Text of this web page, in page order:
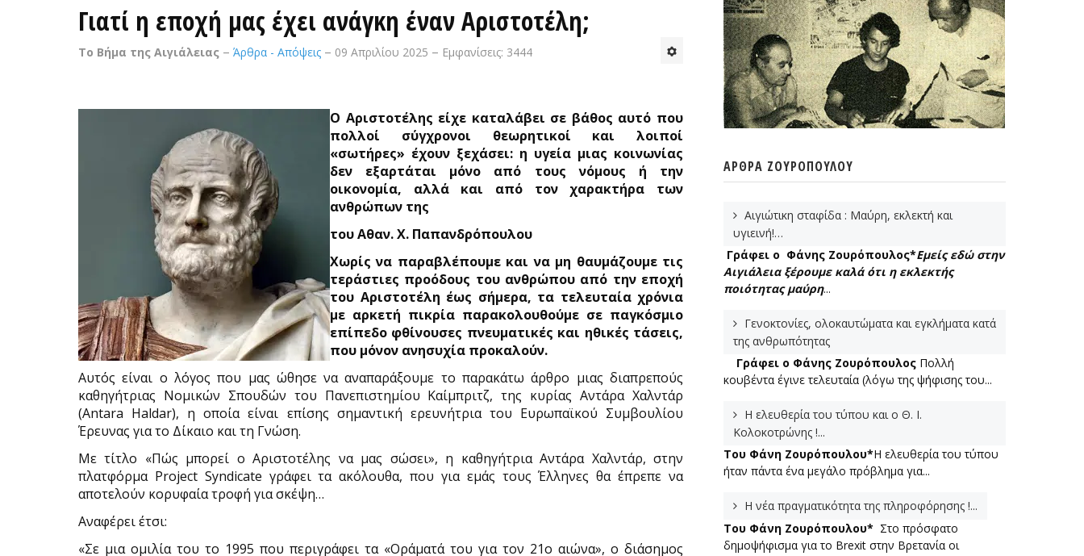
Γιατί η εποχή μας έχει ανάγκη έναν Αριστοτέλη;
Το Βήμα της Αιγιάλειας Άρθρα - Απόψεις 09 Απριλίου 2025 Εμφανίσεις: 3444
Ο Αριστοτέλης είχε καταλάβει σε βάθος αυτό που
πολλοί σύγχρονοι θεωρητικοί και λοιποί
«σωτήρες» έχουν ξεχάσει: η υγεία μιας κοινωνίας
δεν εξαρτάται μόνο από τους νόμους ή την
οικονομία, αλλά και από τον χαρακτήρα των
ανθρώπων της
του Αθαν. Χ. Παπανδρόπουλου
Χωρίς να παραβλέπουμε και να μη θαυμάζουμε τις
τεράστιες προόδους του ανθρώπου από την εποχή
του Αριστοτέλη έως σήμερα, τα τελευταία χρόνια
με αρκετή πικρία παρακολουθούμε σε παγκόσμιο
επίπεδο φθίνουσες πνευματικές και ηθικές τάσεις,
που μόνον ανησυχία προκαλούν.
Αυτός είναι ο λόγος που μας ώθησε να αναπαράξουμε το παρακάτω άρθρο μιας διαπρεπούς
καθηγήτριας Νομικών Σπουδών του Πανεπιστημίου Καίμπριτζ, της κυρίας Αντάρα Χαλντάρ
(Antara Haldar), η οποία είναι επίσης σημαντική ερευνήτρια του Ευρωπαϊκού Συμβουλίου
Έρευνας για το Δίκαιο και τη Γνώση.
Με τίτλο «Πώς μπορεί ο Αριστοτέλης να μας σώσει», η καθηγήτρια Αντάρα Χαλντάρ, στην
πλατφόρμα Project Syndicate γράφει τα ακόλουθα, που για εμάς τους Έλληνες θα έπρεπε να
αποτελούν κορυφαία τροφή για σκέψη…
Αναφέρει έτσι:
«Σε μια ομιλία του το 1995 που περιγράφει τα «Οράματά του για τον 21ο αιώνα», ο διάσημος
ΆΡΘΡΑ ΖΟΥΡΌΠΟΥΛΟΥ
Αιγιώτικη σταφίδα : Μαύρη, εκλεκτή και
υγιεινή!…
Γράφει ο Φάνης Ζουρόπουλος*Εμείς εδώ στην
Αιγιάλεια ξέρουμε καλά ότι η εκλεκτής
ποιότητας μαύρη...
Γενοκτονίες, ολοκαυτώματα και εγκλήματα κατά
της ανθρωπότητας
Γράφει ο Φάνης Ζουρόπουλος Πολλή
κουβέντα έγινε τελευταία (λόγω της ψήφισης του...
Η ελευθερία του τύπου και ο Θ. Ι.
Κολοκοτρώνης !...
Του Φάνη Ζουρόπουλου*Η ελευθερία του τύπου
ήταν πάντα ένα μεγάλο πρόβλημα για...
Η νέα πραγματικότητα της πληροφόρησης !...
Του Φάνη Ζουρόπουλου* Στο πρόσφατο
δημοψήφισμα για το Brexit στην Βρετανία οι